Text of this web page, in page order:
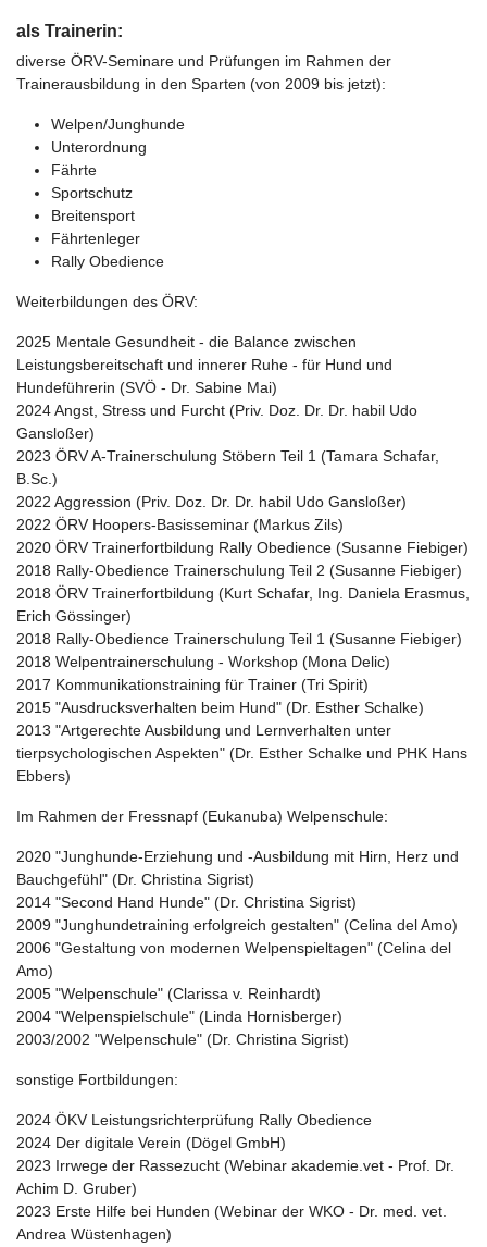
als Trainerin:
diverse ÖRV-Seminare und Prüfungen im Rahmen der
Trainerausbildung in den Sparten (von 2009 bis jetzt):
Welpen/Junghunde
Unterordnung
Fährte
Sportschutz
Breitensport
Fährtenleger
Rally Obedience
Weiterbildungen des ÖRV:
2025 Mentale Gesundheit - die Balance zwischen
Leistungsbereitschaft und innerer Ruhe - für Hund und
Hundeführerin (SVÖ - Dr. Sabine Mai)
2024 Angst, Stress und Furcht (Priv. Doz. Dr. Dr. habil Udo
Gansloßer)
2023 ÖRV A-Trainerschulung Stöbern Teil 1 (Tamara Schafar,
B.Sc.)
2022 Aggression (Priv. Doz. Dr. Dr. habil Udo Gansloßer)
2022 ÖRV Hoopers-Basisseminar (Markus Zils)
2020 ÖRV Trainerfortbildung Rally Obedience (Susanne Fiebiger)
2018 Rally-Obedience Trainerschulung Teil 2 (Susanne Fiebiger)
2018 ÖRV Trainerfortbildung (Kurt Schafar, Ing. Daniela Erasmus,
Erich Gössinger)
2018 Rally-Obedience Trainerschulung Teil 1 (Susanne Fiebiger)
2018 Welpentrainerschulung - Workshop (Mona Delic)
2017 Kommunikationstraining für Trainer (Tri Spirit)
2015 "Ausdrucksverhalten beim Hund" (Dr. Esther Schalke)
2013 "Artgerechte Ausbildung und Lernverhalten unter
tierpsychologischen Aspekten" (Dr. Esther Schalke und PHK Hans
Ebbers)
Im Rahmen der Fressnapf (Eukanuba) Welpenschule:
2020 "Junghunde-Erziehung und -Ausbildung mit Hirn, Herz und
Bauchgefühl" (Dr. Christina Sigrist)
2014 "Second Hand Hunde" (Dr. Christina Sigrist)
2009 "Junghundetraining erfolgreich gestalten" (Celina del Amo)
2006 "Gestaltung von modernen Welpenspieltagen" (Celina del
Amo)
2005 "Welpenschule" (Clarissa v. Reinhardt)
2004 "Welpenspielschule" (Linda Hornisberger)
2003/2002 "Welpenschule" (Dr. Christina Sigrist)
sonstige Fortbildungen:
2024 ÖKV Leistungsrichterprüfung Rally Obedience
2024 Der digitale Verein (Dögel GmbH)
2023 Irrwege der Rassezucht (Webinar akademie.vet - Prof. Dr.
Achim D. Gruber)
2023 Erste Hilfe bei Hunden (Webinar der WKO - Dr. med. vet.
Andrea Wüstenhagen)